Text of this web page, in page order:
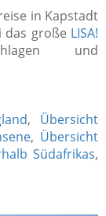
in Kapstadt
das große LISA!
und
, Übersicht
, Übersicht
Südafrikas,